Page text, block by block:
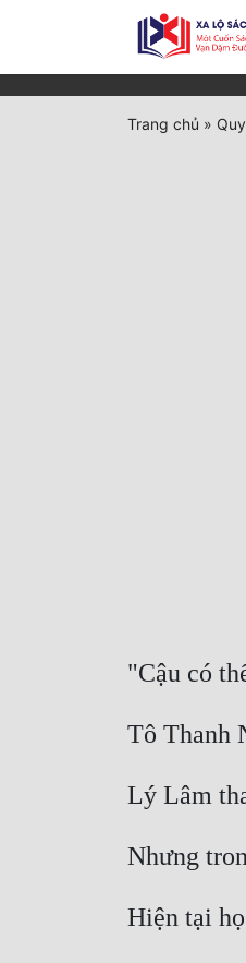
Trang chủ »
"Cậu có
Tô Thanh
Lý Lâm
Nhưng
Hiện tại